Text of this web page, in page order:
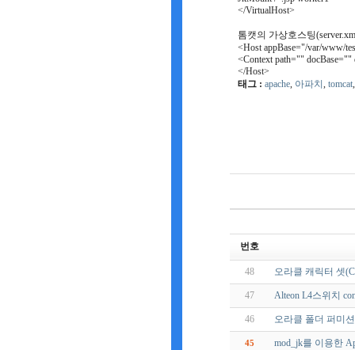
</VirtualHost>
톰캣의 가상호스팅
<Host appBase="/var/www/
<Context path=""
</Host>
태그 : apache, 아파치 , tomcat
번호
48 오라클 캐릭터 셋
47 Alteon L4스위치
46 오라클 폴더 퍼미션
45 mod_jk를 이용한